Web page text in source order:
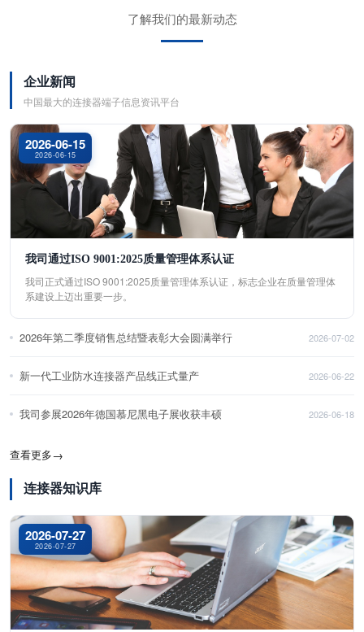
了解我们的最新动态
企业新闻
中国最大的连接器端子信息资讯平台
2026-06-15
2026-06-15
我司通过ISO 9001:2025质量管理体系认证
我司正式通过ISO 9001:2025质量管理体系认证，标志企业在质量管理体
系建设上迈出重要一步。
2026年第二季度销售总结暨表彰大会圆满举行 2026-07-02
新一代工业防水连接器产品线正式量产 2026-06-22
我司参展2026年德国慕尼黑电子展收获丰硕 2026-06-18
查看更多→
连接器知识库
2026-07-27
2026-07-27